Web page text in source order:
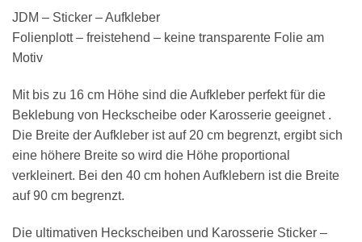
JDM – Sticker – Aufkleber
Folienplott – freistehend – keine transparente Folie am
Motiv
Mit bis zu 16 cm Höhe sind die Aufkleber perfekt für die
Beklebung von Heckscheibe oder Karosserie geeignet .
Die Breite der Aufkleber ist auf 20 cm begrenzt, ergibt sich
eine höhere Breite so wird die Höhe proportional
verkleinert. Bei den 40 cm hohen Aufklebern ist die Breite
auf 90 cm begrenzt.
Die ultimativen Heckscheiben und Karosserie Sticker –